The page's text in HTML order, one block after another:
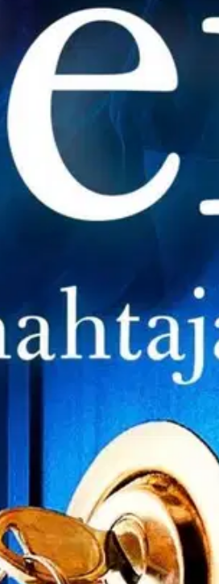
epäillään murhasta.” –
poikkeuksellisissa
oma konfliktinsa sivuun, jos
murhat -sarjasta sekä uudemmasta,
ensi-ilta on